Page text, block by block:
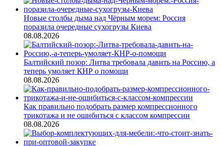
Новые столбы дыма над Чёрным морем: Россия
поразила очередные сухогрузы Киева
08.08.2026
Балтийский позор: Литва требовала давить на Россию, а
теперь умоляет КНР о помощи
08.08.2026
Как правильно подобрать размер компрессионного
трикотажа и не ошибиться с классом компрессии
08.08.2026